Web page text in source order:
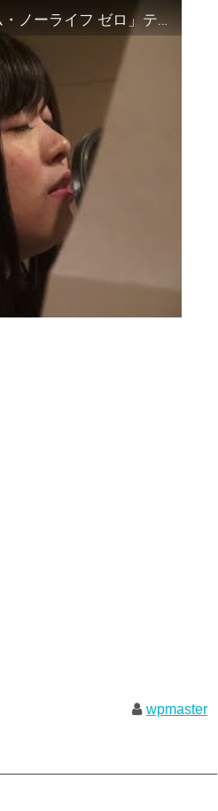
鈴木このみ「THERE IS A REASON」（映画「ノーゲーム・ノーライフ ゼロ」テーマソング）
wpmaster